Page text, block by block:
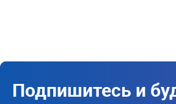
Подпишитесь и